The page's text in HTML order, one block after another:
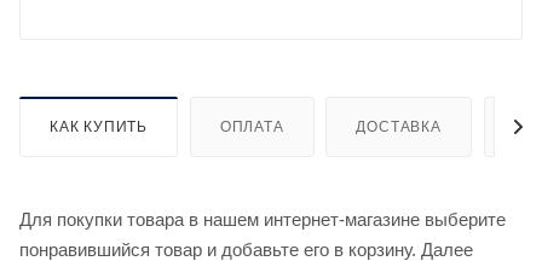
КАК КУПИТЬ ОПЛАТА ДОСТАВКА
Для покупки товара в нашем интернет-магазине выберите
понравившийся товар и добавьте его в корзину. Далее